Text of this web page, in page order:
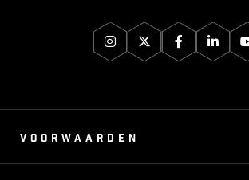
Voorwaarden